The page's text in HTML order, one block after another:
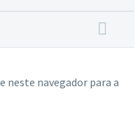
neste navegador para a